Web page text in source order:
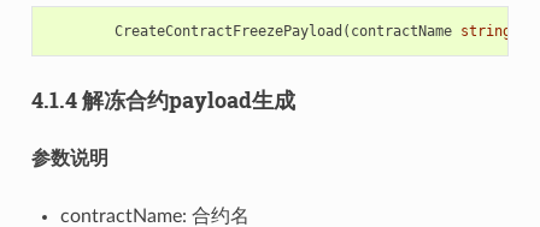
CreateContractFreezePayload ( contractName string
4.1.4 解冻合约payload生成
参数说明
contractName: 合约名